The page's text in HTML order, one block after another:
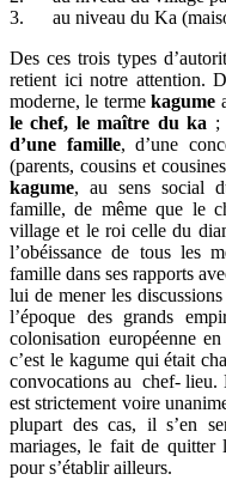
3. au niveau du Ka
Des ces trois types
retient ici notre attention.
moderne, le termekagume
le chef, le maître du ka ;
d’une famille, d’une
(parents, cousins et
kagume, au sens social
famille, de même que le
village et le roi celle du
l’obéissance de tous les
famille dans ses rapports
lui de mener les
l’époque des grands
colonisation européenne
c’est le kagume qui était
convocations au chef- lieu.
est strictement voire
plupart des cas, il s’en
mariages, le fait de quitter
pour s’établir ailleurs.